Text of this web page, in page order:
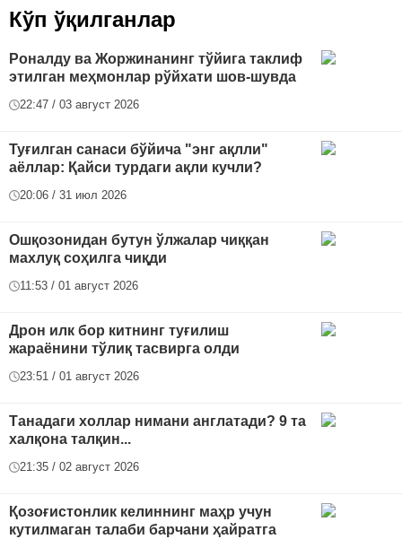
Кўп ўқилганлар
Роналду ва Жоржинанинг тўйига таклиф
этилган меҳмонлар рўйхати шов-шувда
22:47 / 03 август 2026
Туғилган санаси бўйича "энг ақлли"
аёллар: Қайси турдаги ақли кучли?
20:06 / 31 июл 2026
Ошқозонидан бутун ўлжалар чиққан
махлуқ соҳилга чиқди
11:53 / 01 август 2026
Дрон илк бор китнинг туғилиш
жараёнини тўлиқ тасвирга олди
23:51 / 01 август 2026
Танадаги холлар нимани англатади? 9 та
халқона талқин...
21:35 / 02 август 2026
Қозоғистонлик келиннинг маҳр учун
кутилмаган талаби барчани ҳайратга